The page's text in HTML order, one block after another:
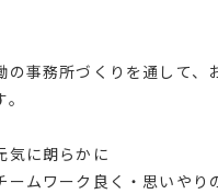
事務所づくりを通して
気に朗らかに
ームワーク良く・思いやり